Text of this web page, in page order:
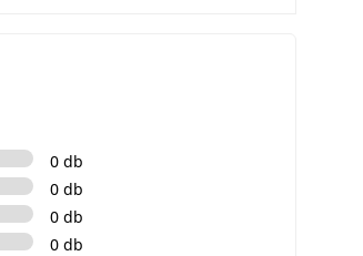
0 db
0 db
0 db
0 db